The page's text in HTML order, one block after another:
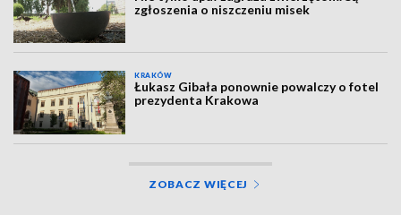
zgłoszenia o niszczeniu misek
KRAKÓW
Łukasz Gibała ponownie powalczy o fotel
prezydenta Krakowa
ZOBACZ WIĘCEJ